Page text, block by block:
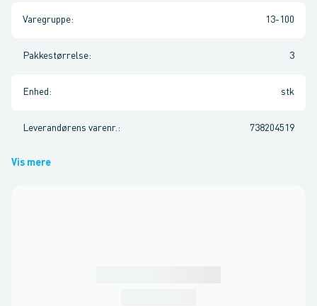
Varegruppe: 13-100
Pakkestørrelse: 3
Enhed : stk
Leverandørens varenr. : 738204519
Vis mere